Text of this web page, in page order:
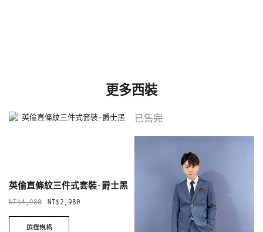
更多西裝
英倫直條紋三件式套裝-爵士黑
NT$4,980 NT$2,980
選擇規格
已售完